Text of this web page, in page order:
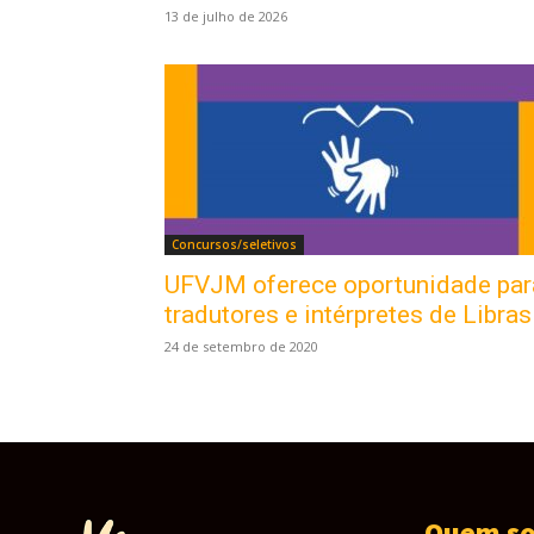
13 de julho de 2026
Concursos/seletivos
UFVJM oferece oportunidade
tradutores e intérpretes de Libras
24 de setembro de 2020